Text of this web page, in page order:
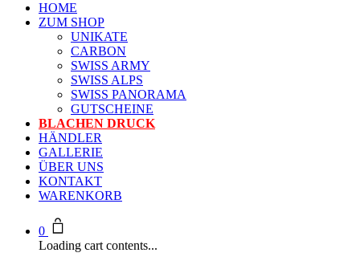
HOME
ZUM SHOP
UNIKATE
CARBON
SWISS ARMY
SWISS ALPS
SWISS PANORAMA
GUTSCHEINE
BLACHEN DRUCK
HÄNDLER
GALLERIE
ÜBER UNS
KONTAKT
WARENKORB
0
Loading cart contents...